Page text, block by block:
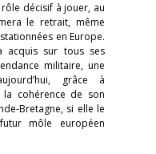
décisif à jouer, au
le retrait, même
en Europe.
acquis sur tous ses
militaire, une
grâce à
cohérence de son
Bretagne, si elle le
môle européen